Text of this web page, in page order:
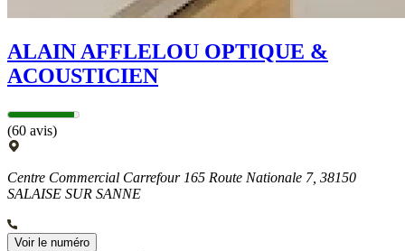
ALAIN AFFLELOU OPTIQUE &
ACOUSTICIEN
(60 avis)
Centre Commercial Carrefour 165 Route Nationale 7, 38150
SALAISE SUR SANNE
Voir le numéro